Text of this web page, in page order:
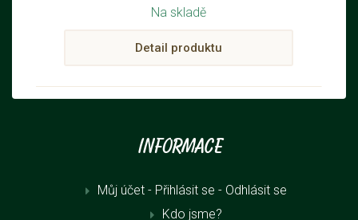
Na skladě
Detail produktu
Informace
Můj účet - Přihlásit se - Odhlásit se
Kdo jsme?